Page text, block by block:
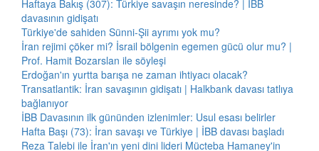
Haftaya Bakış (307): Türkiye savaşın neresinde? | İBB
davasının gidişatı
Türkiye'de sahiden Sünni-Şii ayrımı yok mu?
İran rejimi çöker mi? İsrail bölgenin egemen gücü olur mu? |
Prof. Hamit Bozarslan ile söyleşi
Erdoğan'ın yurtta barışa ne zaman ihtiyacı olacak?
Transatlantik: İran savaşının gidişatı | Halkbank davası tatlıya
bağlanıyor
İBB Davasının ilk gününden izlenimler: Usul esası belirler
Hafta Başı (73): İran savaşı ve Türkiye | İBB davası başladı
Reza Talebi ile İran'ın yeni dini lideri Mücteba Hamaney'in